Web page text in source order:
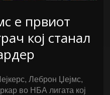
е првиот
кој станал
Леброн Џејмс,
во НБА лигата кој